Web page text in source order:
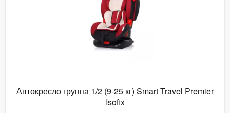
Автокресло группа 1/2 (9-25 кг) Smart Travel Premier
Isofix